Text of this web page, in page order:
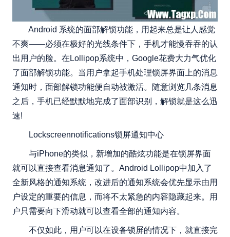
Android 系统的面部解锁功能，用起来总是让人感觉
不爽——必须在极好的光线条件下，手机才能慢吞吞的认
出用户的脸。在Lollipop系统中，Google花费大力气优化
了面部解锁功能。当用户拿起手机处理锁屏界面上的消息
通知时，面部解锁功能便自动被激活。随意浏览几条消息
之后，手机已经默默地完成了面部识别，解锁就是这么迅
速!
Lockscreennotifications锁屏通知中心
与iPhone的类似，新增加的酷炫功能是在锁屏界面
就可以直接查看消息通知了。Android Lollipop中加入了
全新风格的通知系统，改进后的通知系统会优先显示由用
户设定的重要的信息，而将不太紧急的内容隐藏起来。用
户只需要向下滑动就可以查看全部的通知内容。
不仅如此，用户可以在设备锁屏的情况下，就直接完